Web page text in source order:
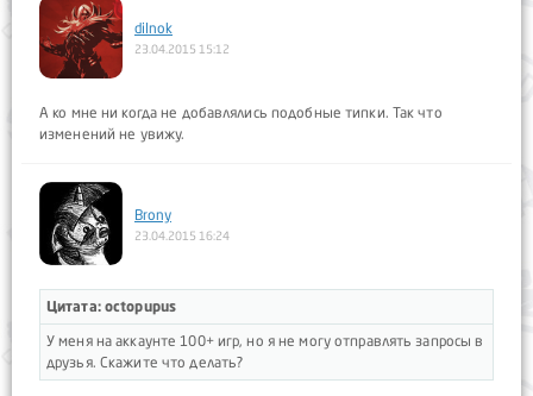
dilnok
23.04.2015 15:12
А ко мне ни когда не добавлялись подобные типки. Так что
изменений не увижу.
Brony
23.04.2015 16:24
Цитата: octopupus
У меня на аккаунте 100+ игр, но я не могу отправлять запросы в
друзья. Скажите что делать?